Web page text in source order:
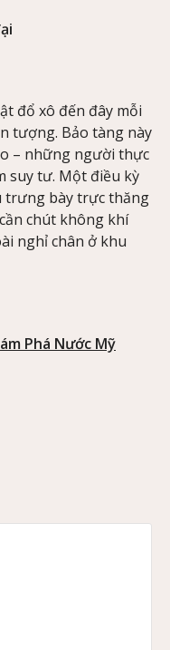
đổ xô đến đây mỗi
tượng. Bảo tàng này
– những người thực
suy tư. Một điều kỳ
trưng bày trực thăng
chút không khí
nghỉ chân ở khu
Phá Nước Mỹ